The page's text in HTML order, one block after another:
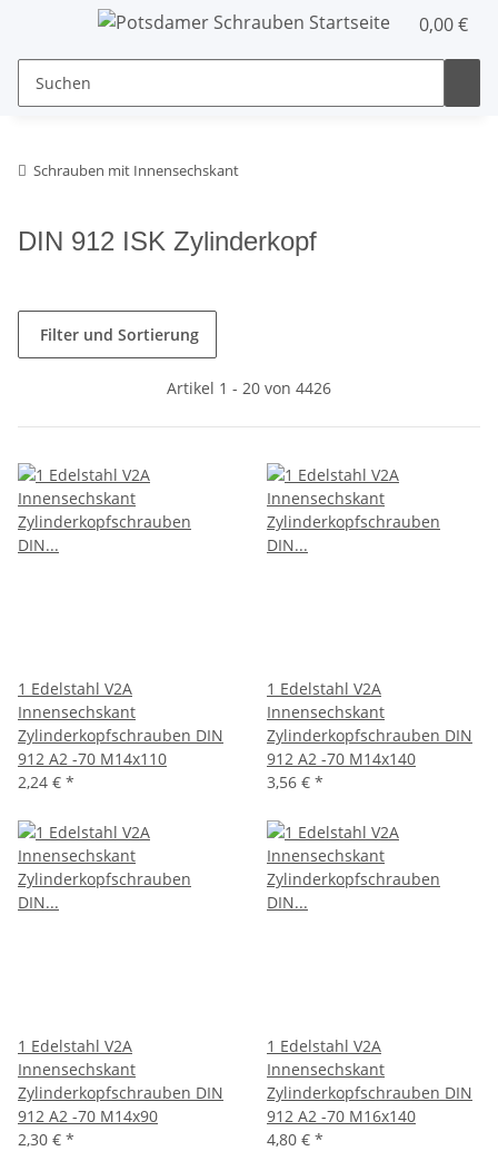
0,00 €
Schrauben mit Innensechskant
DIN 912 ISK Zylinderkopf
Filter und Sortierung
Artikel 1 - 20 von 4426
1 Edelstahl V2A
Innensechskant
Zylinderkopfschrauben DIN
912 A2 -70 M14x110
2,24 € *
1 Edelstahl V2A
Innensechskant
Zylinderkopfschrauben DIN
912 A2 -70 M14x140
3,56 € *
1 Edelstahl V2A
Innensechskant
Zylinderkopfschrauben DIN
912 A2 -70 M14x90
2,30 € *
1 Edelstahl V2A
Innensechskant
Zylinderkopfschrauben DIN
912 A2 -70 M16x140
4,80 € *